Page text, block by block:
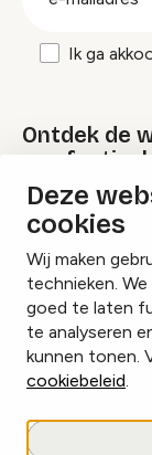
Deze
cookies
Wij maken
technieken.
goed te laten
te analyseren
kunnen tonen.
cookiebeleid.
Ik ga
Ontdek de
van
Instagram
Cookies beheren